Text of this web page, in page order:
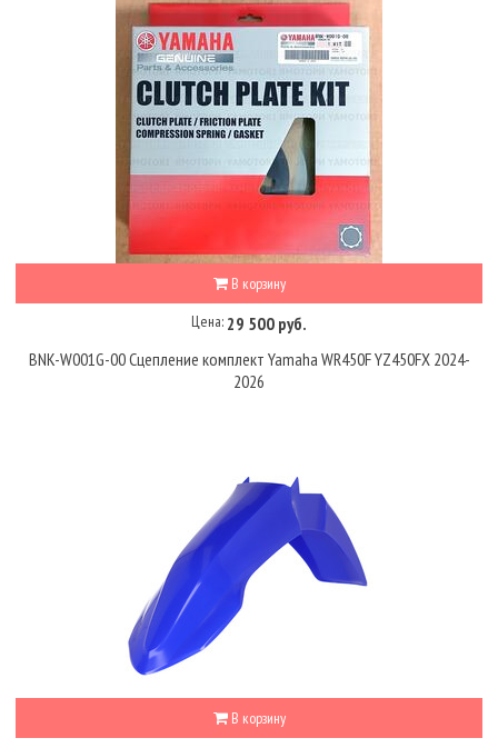
В корзину
Цена: 29 500 руб.
BNK-W001G-00 Сцепление комплект Yamaha WR450F YZ450FX 2024-
2026
В корзину